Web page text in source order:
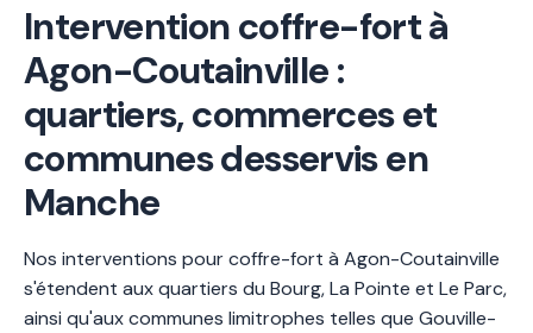
Intervention coffre-fort à
Agon-Coutainville :
quartiers, commerces et
communes desservis en
Manche
Nos interventions pour coffre-fort à Agon-Coutainville
s'étendent aux quartiers du Bourg, La Pointe et Le Parc,
ainsi qu'aux communes limitrophes telles que Gouville-